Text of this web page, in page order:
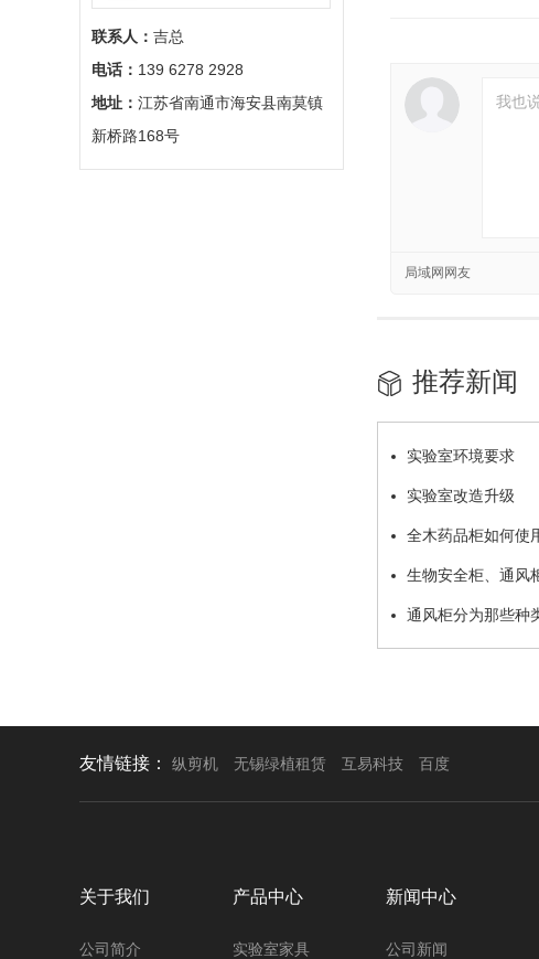
联系人： 吉总
电话： 139 6278 2928
地址： 江苏省南通市海安县南莫镇
新桥路168号
局域网网友
推荐新闻
实验室环境要求
实验室改造升级
全木药品柜如何使
生物安全柜、通风
通风柜分为那些种
友情链接： 纵剪机 无锡绿植租赁 互易科技 百度
关于我们
公司简介
产品中心
实验室家具
新闻中心
公司新闻